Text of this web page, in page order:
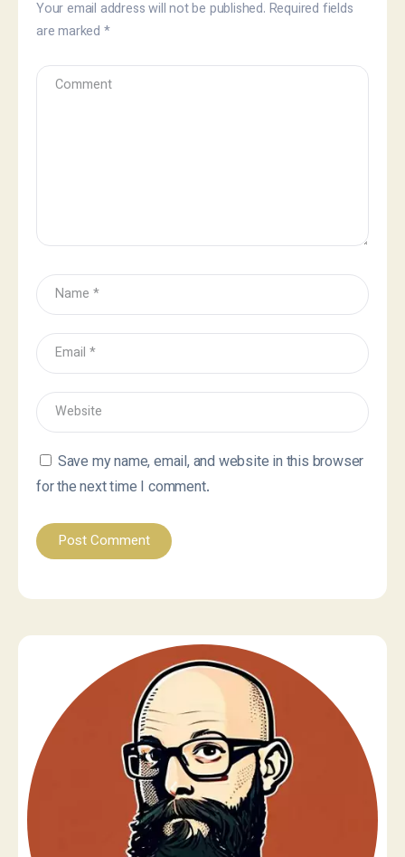
Your email address will not be published. Required fields
are marked *
Save my name, email, and website in this browser
for the next time I comment.